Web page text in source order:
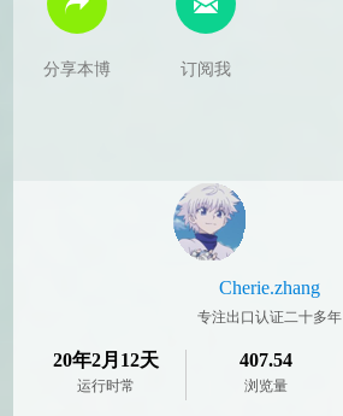
分享本博 订阅我
Cherie.zhang
专注出口认证二十多年
20年2月12天
运行时常
407.54
浏览量